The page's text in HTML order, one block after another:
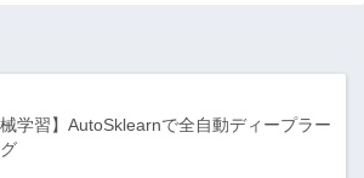
械学習】AutoSklearnで全自動ディープラー